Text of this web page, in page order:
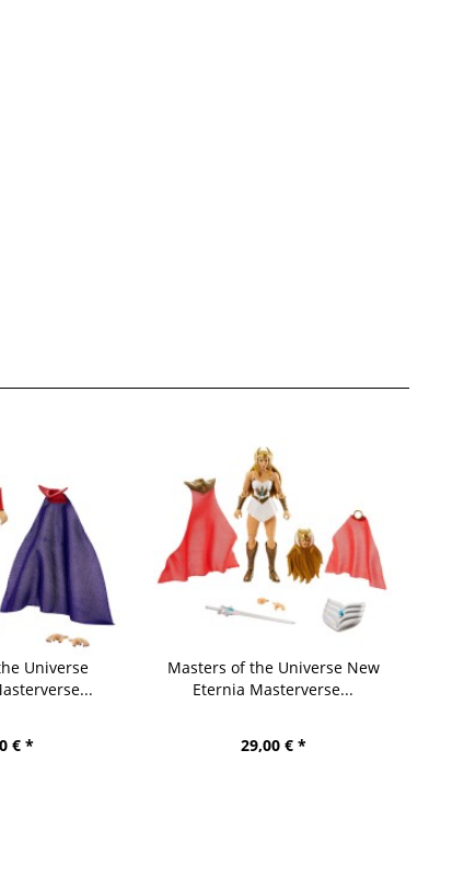
Universe
€ *
Masters of the Universe New
Eternia Masterverse...
29,00 € *